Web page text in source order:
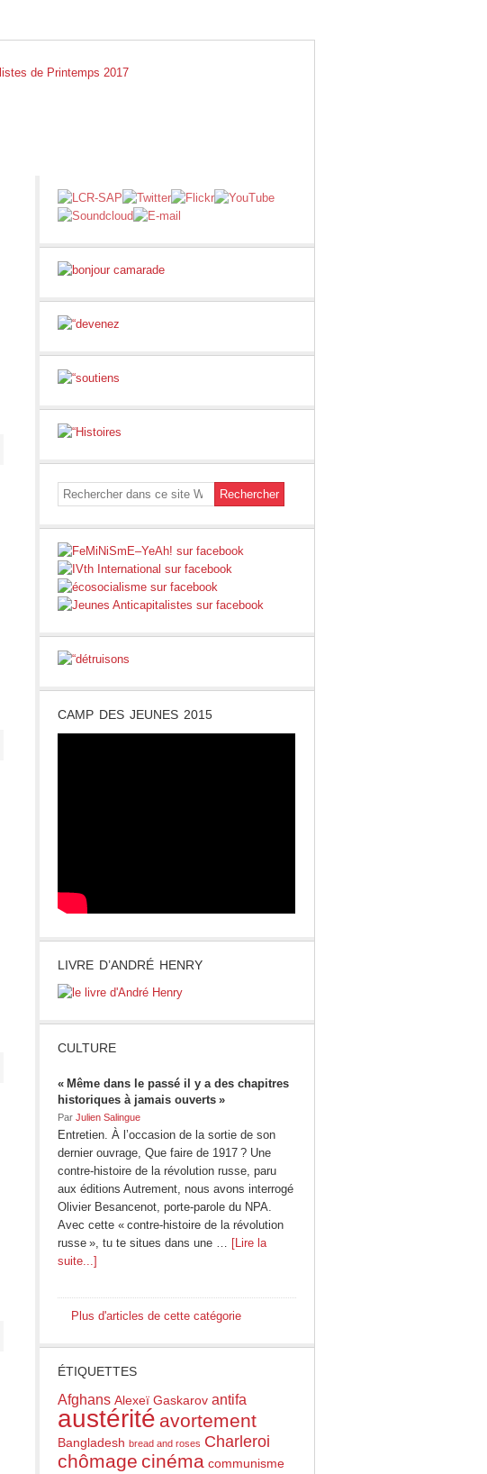
CAMP DES JEUNES 2015
LIVRE D’ANDRÉ HENRY
CULTURE
« Même dans le passé il y a des chapitres
historiques à jamais ouverts »
Par Julien Salingue
Entretien. À l’occasion de la sortie de son
dernier ouvrage, Que faire de 1917 ? Une
contre-histoire de la révolution russe, paru
aux éditions Autrement, nous avons interrogé
Olivier Besancenot, porte-parole du NPA.
Avec cette « contre-histoire de la révolution
russe », tu te situes dans une … [Lire la
suite...]
Plus d'articles de cette catégorie
ÉTIQUETTES
Afghans Alexeï Gaskarov antifa
austérité avortement
Bangladesh bread and roses Charleroi
chômage cinéma communisme